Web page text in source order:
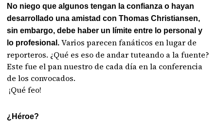
No niego que algunos tengan la confianza o hayan
desarrollado una amistad con Thomas Christiansen,
sin embargo, debe haber un límite entre lo personal y
lo profesional.Varios parecen fanáticos en lugar de
reporteros. ¿Qué es eso de andar tuteando a la fuente?
Este fue el pan nuestro de cada día en la conferencia
de los convocados.
¡Qué feo!
¿Héroe?